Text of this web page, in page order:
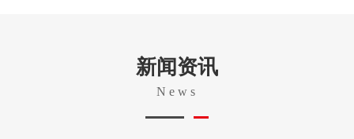
新闻资讯
News